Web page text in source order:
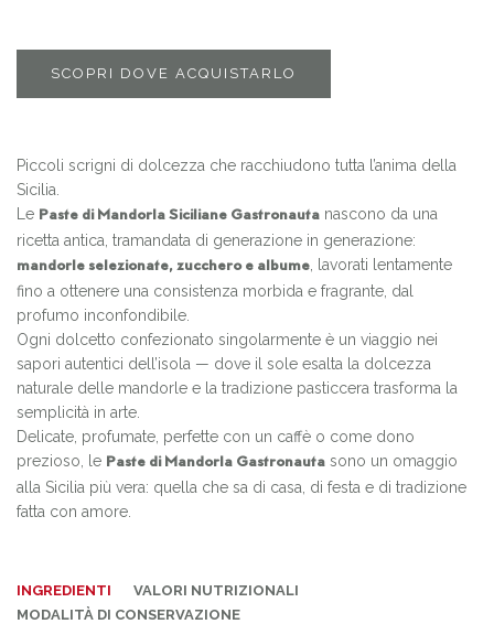
SCOPRI DOVE ACQUISTARLO
Piccoli scrigni di dolcezza che racchiudono tutta l’anima della
Sicilia.
Le Paste di Mandorla Siciliane Gastronauta nascono da una
ricetta antica, tramandata di generazione in generazione:
mandorle selezionate, zucchero e albume , lavorati lentamente
fino a ottenere una consistenza morbida e fragrante, dal
profumo inconfondibile.
Ogni dolcetto confezionato singolarmente è un viaggio nei
sapori autentici dell’isola — dove il sole esalta la dolcezza
naturale delle mandorle e la tradizione pasticcera trasforma la
semplicità in arte.
Delicate, profumate, perfette con un caffè o come dono
prezioso, le Paste di Mandorla Gastronauta sono un omaggio
alla Sicilia più vera: quella che sa di casa, di festa e di tradizione
fatta con amore.
INGREDIENTI
VALORI NUTRIZIONALI
MODALITÀ DI CONSERVAZIONE